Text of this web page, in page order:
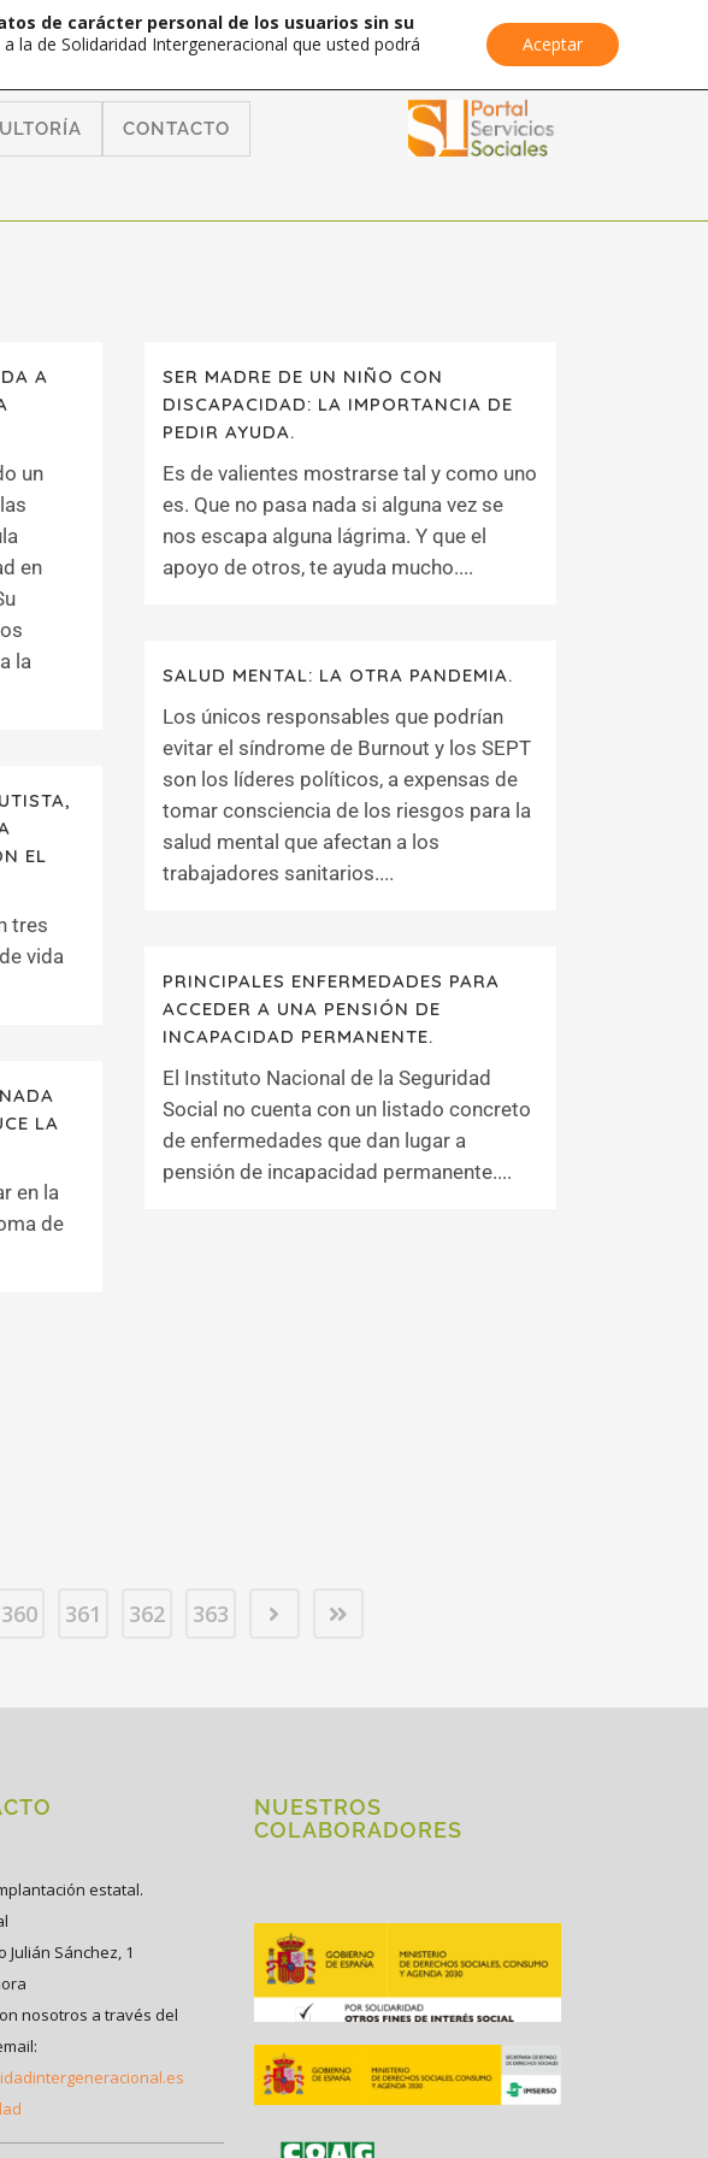
CONTACTO
A
un
en
la
SER MADRE DE UN NIÑO CON
DISCAPACIDAD: LA IMPORTANCIA DE
PEDIR AYUDA.
Es de valientes mostrarse tal y como uno
es. Que no pasa nada si alguna vez se
nos escapa alguna lágrima. Y que el
apoyo de otros, te ayuda mucho....
SALUD MENTAL: LA OTRA PANDEMIA.
Los únicos responsables que podrían
evitar el síndrome de Burnout y los SEPT
son los líderes políticos, a expensas de
tomar consciencia de los riesgos para la
salud mental que afectan a los
trabajadores sanitarios....
EL
tres
vida
PRINCIPALES ENFERMEDADES PARA
ACCEDER A UNA PENSIÓN DE
INCAPACIDAD PERMANENTE.
El Instituto Nacional de la Seguridad
Social no cuenta con un listado concreto
de enfermedades que dan lugar a
pensión de incapacidad permanente....
LA
en la
de
360 361 362 363
estatal.
Julián Sánchez, 1
nosotros a través del
NUESTROS
COLABORADORES
de carácter personal de los usuarios sin su
la de Solidaridad Intergeneracional que usted podrá
Aceptar